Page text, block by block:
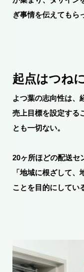
ぎ事情を伝えてもら
起点はつね
よつ葉の志向性は、
売上目標を設定する
とも一切ない。
20ヶ所ほどの配送セ
「地域に根ざして
ことを目的にしてい